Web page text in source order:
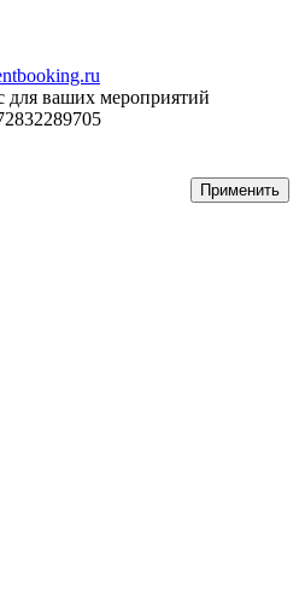
для ваших мероприятий
Применить